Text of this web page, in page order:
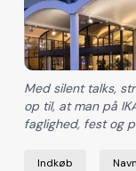
Indkøb
Med silent talks,
op til, at man på
faglighed, fest og